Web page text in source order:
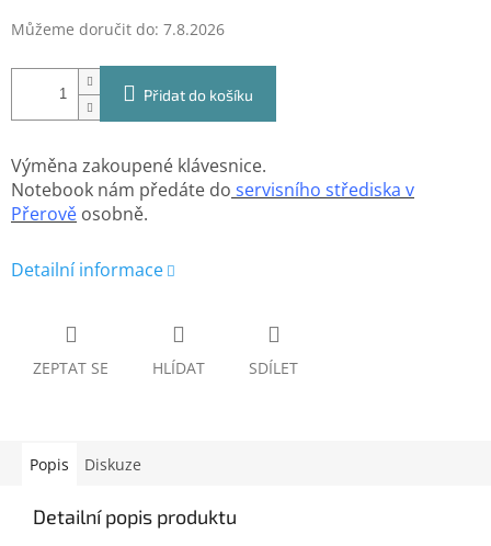
Můžeme doručit do: 7.8.2026
Přidat do košíku
Výměna zakoupené klávesnice.
Notebook nám předáte do servisního střediska v
Přerově osobně.
Detailní informace
ZEPTAT SE HLÍDAT SDÍLET
Popis Diskuze
Detailní popis produktu